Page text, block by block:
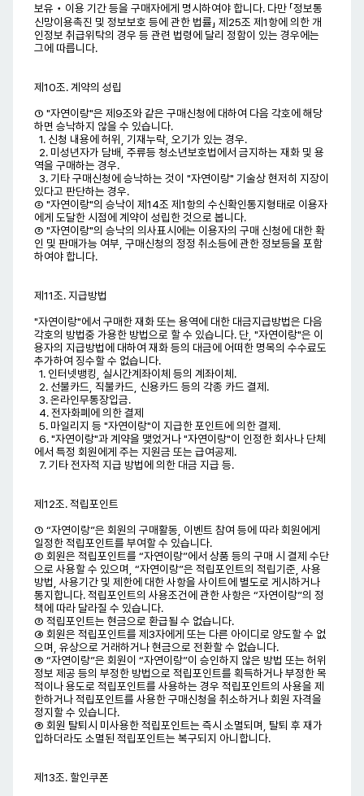
보유‧이용 기간 등을 구매자에게 명시하여야 합니다. 다만 「정보통
신망이용촉진 및 정보보호 등에 관한 법률」 제25조 제1항에 의한 개
인정보 취급위탁의 경우 등 관련 법령에 달리 정함이 있는 경우에는
그에 따릅니다.
제10조. 계약의 성립
① "자연이랑"은 제9조와 같은 구매신청에 대하여 다음 각호에 해당
하면 승낙하지 않을 수 있습니다.
1. 신청 내용에 허위, 기재누락, 오기가 있는 경우.
2. 미성년자가 담배, 주류등 청소년보호법에서 금지하는 재화 및 용
역을 구매하는 경우.
3. 기타 구매신청에 승낙하는 것이 "자연이랑" 기술상 현저히 지장이
있다고 판단하는 경우.
② "자연이랑"의 승낙이 제14조 제1항의 수신확인통지형태로 이용자
에게 도달한 시점에 계약이 성립한 것으로 봅니다.
③ "자연이랑"의 승낙의 의사표시에는 이용자의 구매 신청에 대한 확
인 및 판매가능 여부, 구매신청의 정정 취소등에 관한 정보등을 포함
하여야 합니다.
제11조. 지급방법
"자연이랑"에서 구매한 재화 또는 용역에 대한 대금지급방법은 다음
각호의 방법중 가용한 방법으로 할 수 있습니다. 단, "자연이랑"은 이
용자의 지급방법에 대하여 재화 등의 대금에 어떠한 명목의 수수료도
추가하여 징수할 수 없습니다.
1. 인터넷뱅킹, 실시간계좌이체 등의 계좌이체.
2. 선불카드, 직불카드, 신용카드 등의 각종 카드 결제.
3. 온라인무통장입금.
4. 전자화폐에 의한 결제
5. 마일리지 등 "자연이랑"이 지급한 포인트에 의한 결제.
6. "자연이랑"과 계약을 맺었거나 "자연이랑"이 인정한 회사나 단체
에서 특정 회원에게 주는 지원금 또는 급여공제.
7. 기타 전자적 지급 방법에 의한 대금 지급 등.
제12조. 적립포인트
① “자연이랑”은 회원의 구매활동, 이벤트 참여 등에 따라 회원에게
일정한 적립포인트를 부여할 수 있습니다.
② 회원은 적립포인트를 “자연이랑”에서 상품 등의 구매 시 결제 수단
으로 사용할 수 있으며, “자연이랑”은 적립포인트의 적립기준, 사용
방법, 사용기간 및 제한에 대한 사항을 사이트에 별도로 게시하거나
통지합니다. 적립포인트의 사용조건에 관한 사항은 “자연이랑”의 정
책에 따라 달라질 수 있습니다.
③ 적립포인트는 현금으로 환급될 수 없습니다.
④ 회원은 적립포인트를 제3자에게 또는 다른 아이디로 양도할 수 없
으며, 유상으로 거래하거나 현금으로 전환할 수 없습니다.
⑤ “자연이랑”은 회원이 “자연이랑”이 승인하지 않은 방법 또는 허위
정보 제공 등의 부정한 방법으로 적립포인트를 획득하거나 부정한 목
적이나 용도로 적립포인트를 사용하는 경우 적립포인트의 사용을 제
한하거나 적립포인트를 사용한 구매신청을 취소하거나 회원 자격을
정지할 수 있습니다.
⑥ 회원 탈퇴시 미사용한 적립포인트는 즉시 소멸되며, 탈퇴 후 재가
입하더라도 소멸된 적립포인트는 복구되지 아니합니다.
제13조. 할인쿠폰